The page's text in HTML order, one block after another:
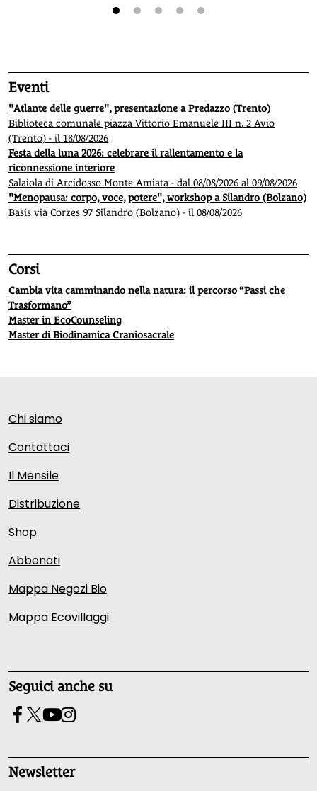
Eventi
"Atlante delle guerre", presentazione a Predazzo (Trento)
Biblioteca comunale piazza Vittorio Emanuele III n. 2 Avio
(Trento) - il 18/08/2026
Festa della luna 2026: celebrare il rallentamento e la
riconnessione interiore
Salaiola di Arcidosso Monte Amiata - dal 08/08/2026 al 09/08/2026
"Menopausa: corpo, voce, potere", workshop a Silandro (Bolzano)
Basis via Corzes 97 Silandro (Bolzano) - il 08/08/2026
Corsi
Cambia vita camminando nella natura: il percorso “Passi che
Trasformano”
Master in EcoCounseling
Master di Biodinamica Craniosacrale
Chi siamo
Contattaci
Il Mensile
Distribuzione
Shop
Abbonati
Mappa Negozi Bio
Mappa Ecovillaggi
Seguici anche su
Newsletter